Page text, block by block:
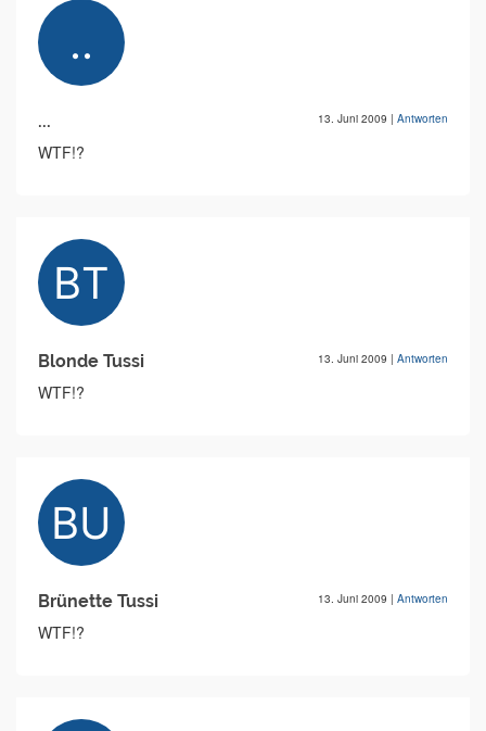
... 13. Juni 2009 | Antworten
WTF!?
Blonde Tussi 13. Juni 2009 | Antworten
WTF!?
Brünette Tussi 13. Juni 2009 | Antworten
WTF!?